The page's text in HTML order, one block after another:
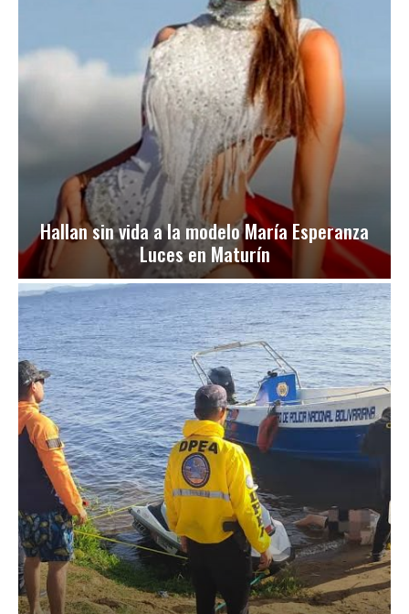
Hallan sin vida a la modelo María Esperanza
Luces en Maturín